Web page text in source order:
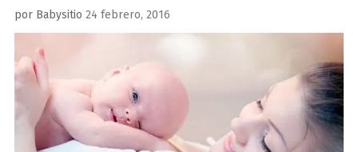
por Babysitio Publicado
el
24 febrero, 2016